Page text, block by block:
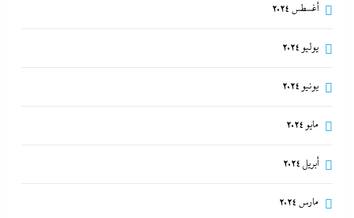
أغسطس 2024
يوليو 2024
يونيو 2024
مايو 2024
أبريل 2024
مارس 2024